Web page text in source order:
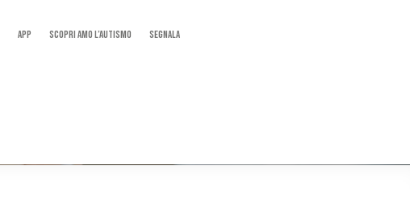
App SCOPRI AMO L’AUTISMO Segnala